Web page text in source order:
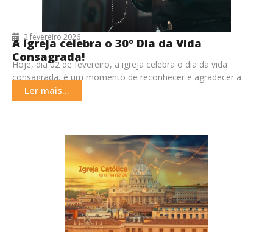
2 fevereiro 2026
A Igreja celebra o 30º Dia da Vida
Consagrada!
Hoje, dia 02 de fevereiro, a igreja celebra o dia da vida
consagrada, é um momento de reconhecer e agradecer a
dedicação de homens
Ler mais...